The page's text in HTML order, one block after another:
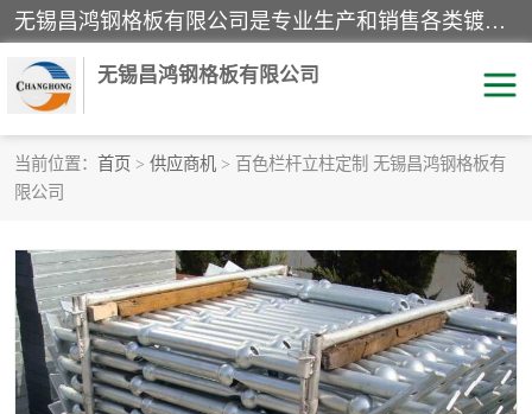
无锡昌鸿钢格板有限公司是专业生产和销售各类镀锌钢格板、镀锌钢格栅、不锈钢钢格及其相关产品的现代化企业。公司产品广泛运用于石油、化工、港口、电力、运输、造纸、医药、钢铁、食品、市政、房地产、制造业等各个领域。
无锡昌鸿钢格板有限公司
当前位置： 首页 > 供应商机 > 百色栏杆立柱定制 无锡昌鸿钢格板有
限公司
镀锌钢格板
踏步板 水沟盖板
栏杆 钢格栅
齿形钢格板 钢格板